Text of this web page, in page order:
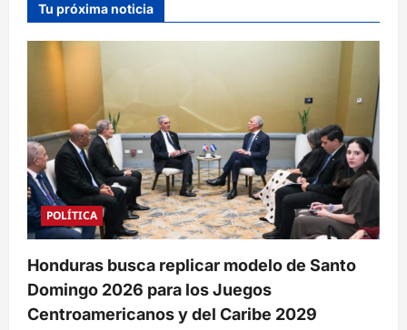
Tu próxima noticia
POLÍTICA
Honduras busca replicar modelo de Santo
Domingo 2026 para los Juegos
Centroamericanos y del Caribe 2029